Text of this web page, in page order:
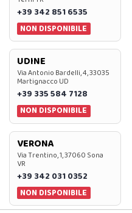
+39 342 851 6535
NON DISPONIBILE
UDINE
Via Antonio Bardelli, 4, 33035
Martignacco UD
+39 335 584 7128
NON DISPONIBILE
VERONA
Via Trentino, 1, 37060 Sona
VR
+39 342 031 0352
NON DISPONIBILE